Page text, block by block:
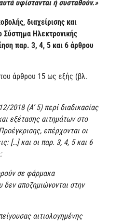
υφίστανται ή συσταθούν.»
διαχείρισης και
Σύστημα Ηλεκτρονικής
παρ. 3, 4, 5 και 6 άρθρου
άρθρου 15 ως εξής (βλ.
2018 (Α’ 5) περί διαδικασίας
εξέτασης αιτημάτων στο
επέρχονται οι
[…] και οι παρ. 3, 4, 5 και 6
σε φάρμακα
αποζημιώνονται στην
αιτιολογημένης